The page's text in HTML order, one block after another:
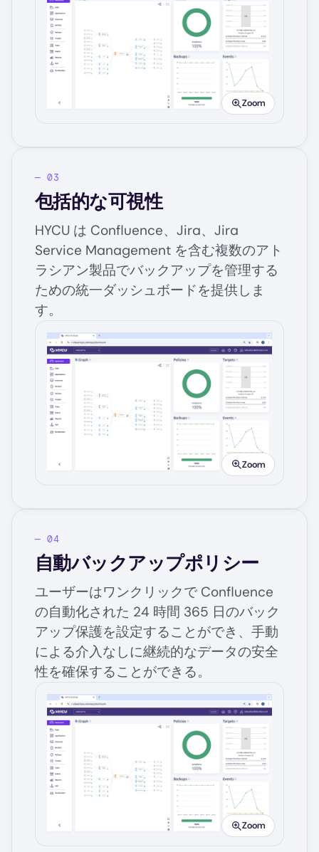
Image
Zoom
包括的な可視性
HYCU は Confluence、Jira、Jira
Service Management を含む複数のアト
ラシアン製品でバックアップを管理する
ための統一ダッシュボードを提供しま
す。
Image
Zoom
自動バックアップポリシー
ユーザーはワンクリックで Confluence
の自動化された 24 時間 365 日のバック
アップ保護を設定することができ、手動
による介入なしに継続的なデータの安全
性を確保することができる。
Image
Zoom